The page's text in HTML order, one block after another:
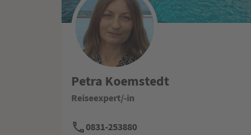
Petra Koemstedt
Reiseexpert/-in
0831-253880